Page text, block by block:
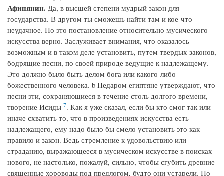
Афинянин. Да, в высшей степени мудрый закон для
государства. В другом ты сможешь найти там и кое-что
неудачное. Но это постановление относительно мусического
искусства верно. Заслуживает внимания, что оказалось
возможным и в таком деле установить, путем твердых законов,
бодрящие песни, по своей природе ведущие к надлежащему.
Это должно было быть делом бога или какого-либо
божественного человека. b Недаром египтяне утверждают, что
песни эти, сохраняющиеся в течение столь долгого времени, –
творение Исиды 7. Как я уже сказал, если бы кто смог так или
иначе схватить то, что в произведениях искусства есть
надлежащего, ему надо было бы смело установить это как
правило и закон. Ведь стремление к удовольствию или
страданию, выражающееся в мусическом искусстве в поисках
нового, не настолько, пожалуй, сильно, чтобы сгубить древние
священные хороводы под предлогом, будто они устарели. По